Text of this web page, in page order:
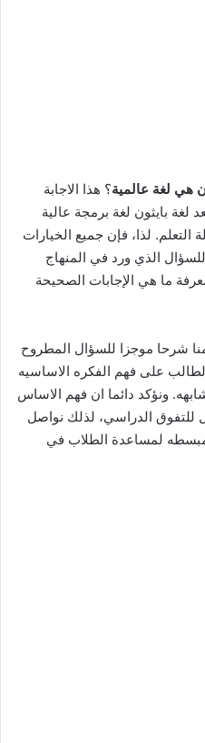
هي لغة عالمية؟ هذا الاجابة
بايثون لغة برمجة عالية
لذا، فإن جميع الخيارات
الذي ورد في المنهاج
ما هي الإجابات الصحيحة
شرحا موجزا للسؤال المطروح
على فهم الفكره الاساسيه
ونؤكد دائما ان فهم الاساس
للتفوق الدراسي، لذلك نواصل
لمساعدة الطلاب في